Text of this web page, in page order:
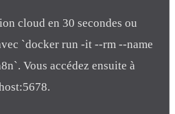
cloud en 30 secondes ou
`docker run -it --rm --name
Vous accédez ensuite à